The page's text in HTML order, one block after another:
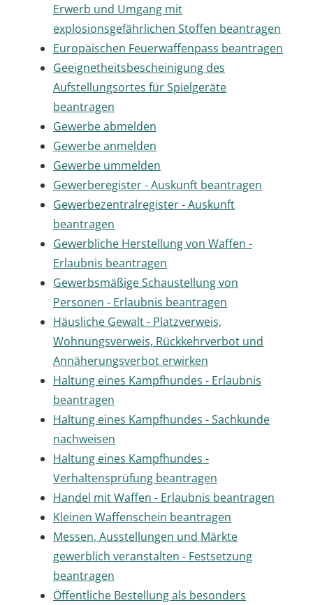
Erwerb und Umgang mit
explosionsgefährlichen Stoffen beantragen
Europäischen Feuerwaffenpass beantragen
Geeignetheitsbescheinigung des
Aufstellungsortes für Spielgeräte
beantragen
Gewerbe abmelden
Gewerbe anmelden
Gewerbe ummelden
Gewerberegister - Auskunft beantragen
Gewerbezentralregister - Auskunft
beantragen
Gewerbliche Herstellung von Waffen -
Erlaubnis beantragen
Gewerbsmäßige Schaustellung von
Personen - Erlaubnis beantragen
Häusliche Gewalt - Platzverweis,
Wohnungsverweis, Rückkehrverbot und
Annäherungsverbot erwirken
Haltung eines Kampfhundes - Erlaubnis
beantragen
Haltung eines Kampfhundes - Sachkunde
nachweisen
Haltung eines Kampfhundes -
Verhaltensprüfung beantragen
Handel mit Waffen - Erlaubnis beantragen
Kleinen Waffenschein beantragen
Messen, Ausstellungen und Märkte
gewerblich veranstalten - Festsetzung
beantragen
Öffentliche Bestellung als besonders